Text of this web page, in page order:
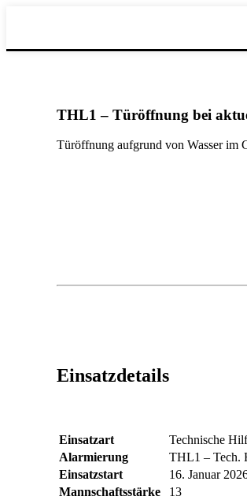
THL1 – Türöffnung bei
Türöffnung aufgrund von Wasser im
Einsatzdetails
Einsatzart
Technische
Alarmierung
THL1 – Tech.
Einsatzstart
16. Januar
Mannschaftsstärke
13